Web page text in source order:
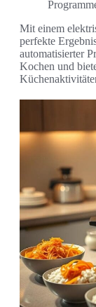
Mit einem
perfekte
automatisierter
Kochen und